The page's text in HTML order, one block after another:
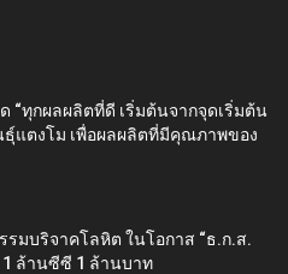
“ทุกผลผลิตที่ดี เริ่มต้นจากจุดเริ่มต้น
ธุ์แตงโม เพื่อผลผลิตที่มีคุณภาพของ
รมบริจาคโลหิต ในโอกาส “ธ.ก.ส.
1 ล้านซีซี 1 ล้านบาท